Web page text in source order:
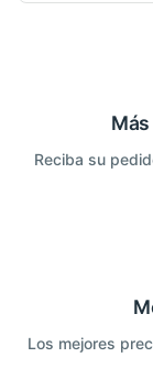
Reciba su
Los mejores